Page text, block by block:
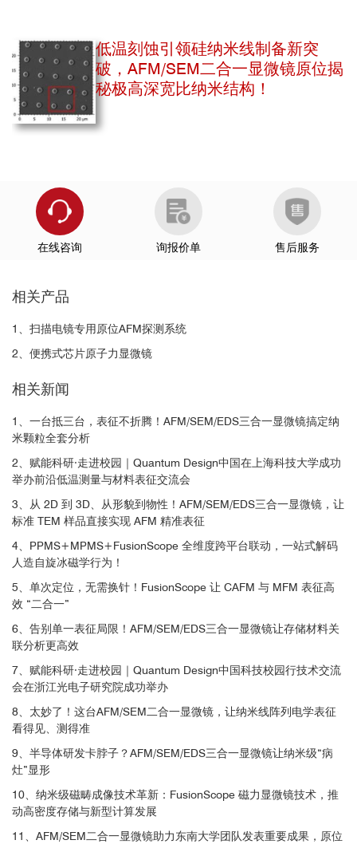
低温刻蚀引领硅纳米线制备新突
破，AFM/SEM二合一显微镜原位揭
秘极高深宽比纳米结构！
右：
个石墨烯膜的高分辨率AFM形貌图像
FIRE模式
C-AFM导电原子力显微镜
标准C-AFM
导电AFM（C-AFM）通过使用尖锐的导电尖端同时测量样品的
形貌和导电特性。
左：硅衬底上Au电极结构的SEM图像；中：电极结构的AFM形貌图
像；右：电极结构的电导率图
静电力显微镜（EFM）
3 AFM图像
在线咨询 询报价单 售后服务
相关产品
1、扫描电镜专用原位AFM探测系统
2、便携式芯片原子力显微镜
相关新闻
1、一台抵三台，表征不折腾！AFM/SEM/EDS三合一显微镜搞定纳
米颗粒全套分析
2、赋能科研·走进校园｜Quantum Design中国在上海科技大学成功
举办前沿低温测量与材料表征交流会
3、从 2D 到 3D、从形貌到物性！AFM/SEM/EDS三合一显微镜，让
标准 TEM 样品直接实现 AFM 精准表征
4、PPMS+MPMS+FusionScope 全维度跨平台联动，一站式解码
人造自旋冰磁学行为！
5、单次定位，无需换针！FusionScope 让 CAFM 与 MFM 表征高
效 “二合一”
6、告别单一表征局限！AFM/SEM/EDS三合一显微镜让存储材料关
联分析更高效
7、赋能科研·走进校园｜Quantum Design中国科技校园行技术交流
会在浙江光电子研究院成功举办
8、太妙了！这台AFM/SEM二合一显微镜，让纳米线阵列电学表征
看得见、测得准
9、半导体研发卡脖子？AFM/SEM/EDS三合一显微镜让纳米级“病
灶”显形
10、纳米级磁畴成像技术革新：FusionScope 磁力显微镜技术，推
动高密度存储与新型计算发展
11、AFM/SEM二合一显微镜助力东南大学团队发表重要成果，原位